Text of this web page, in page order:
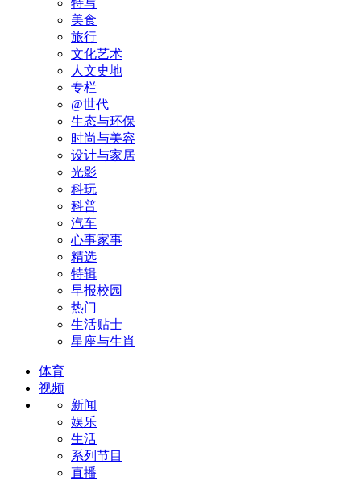
特写
美食
旅行
文化艺术
人文史地
专栏
@世代
生态与环保
时尚与美容
设计与家居
光影
科玩
科普
汽车
心事家事
精选
特辑
早报校园
热门
生活贴士
星座与生肖
体育
视频
新闻
娱乐
生活
系列节目
直播